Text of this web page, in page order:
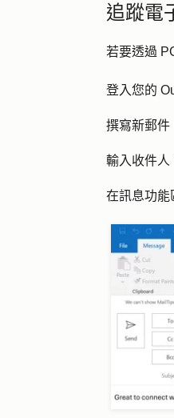
追蹤電
若要透過
登入您的
撰寫新郵件
輸入收件人
在訊息功能